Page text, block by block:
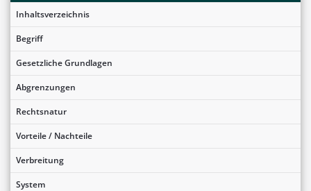
Inhaltsverzeichnis
Begriff
Gesetzliche Grundlagen
Abgrenzungen
Rechtsnatur
Vorteile / Nachteile
Verbreitung
System